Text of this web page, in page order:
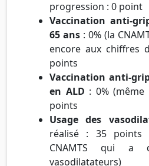
progression : 0 point
Vaccination anti-
65 ans : 0% (la
encore aux chiffres
points
Vaccination anti-
en ALD : 0%
points
Usage des
réalisé : 35 points
CNAMTS qui a
vasodilatateurs)